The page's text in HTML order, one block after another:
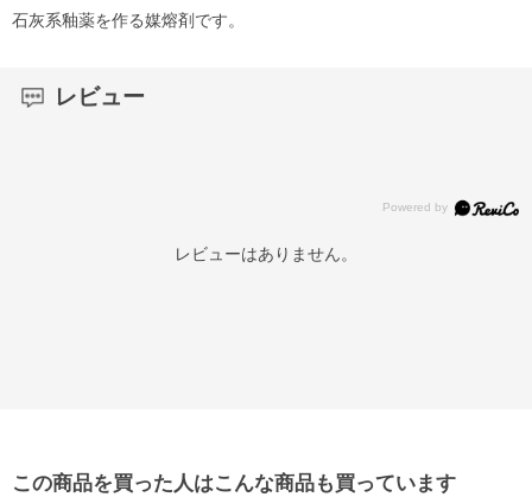
石灰系釉薬を作る媒熔剤です。
レビュー
レビューはありません。
この商品を買った人はこんな商品も買っています